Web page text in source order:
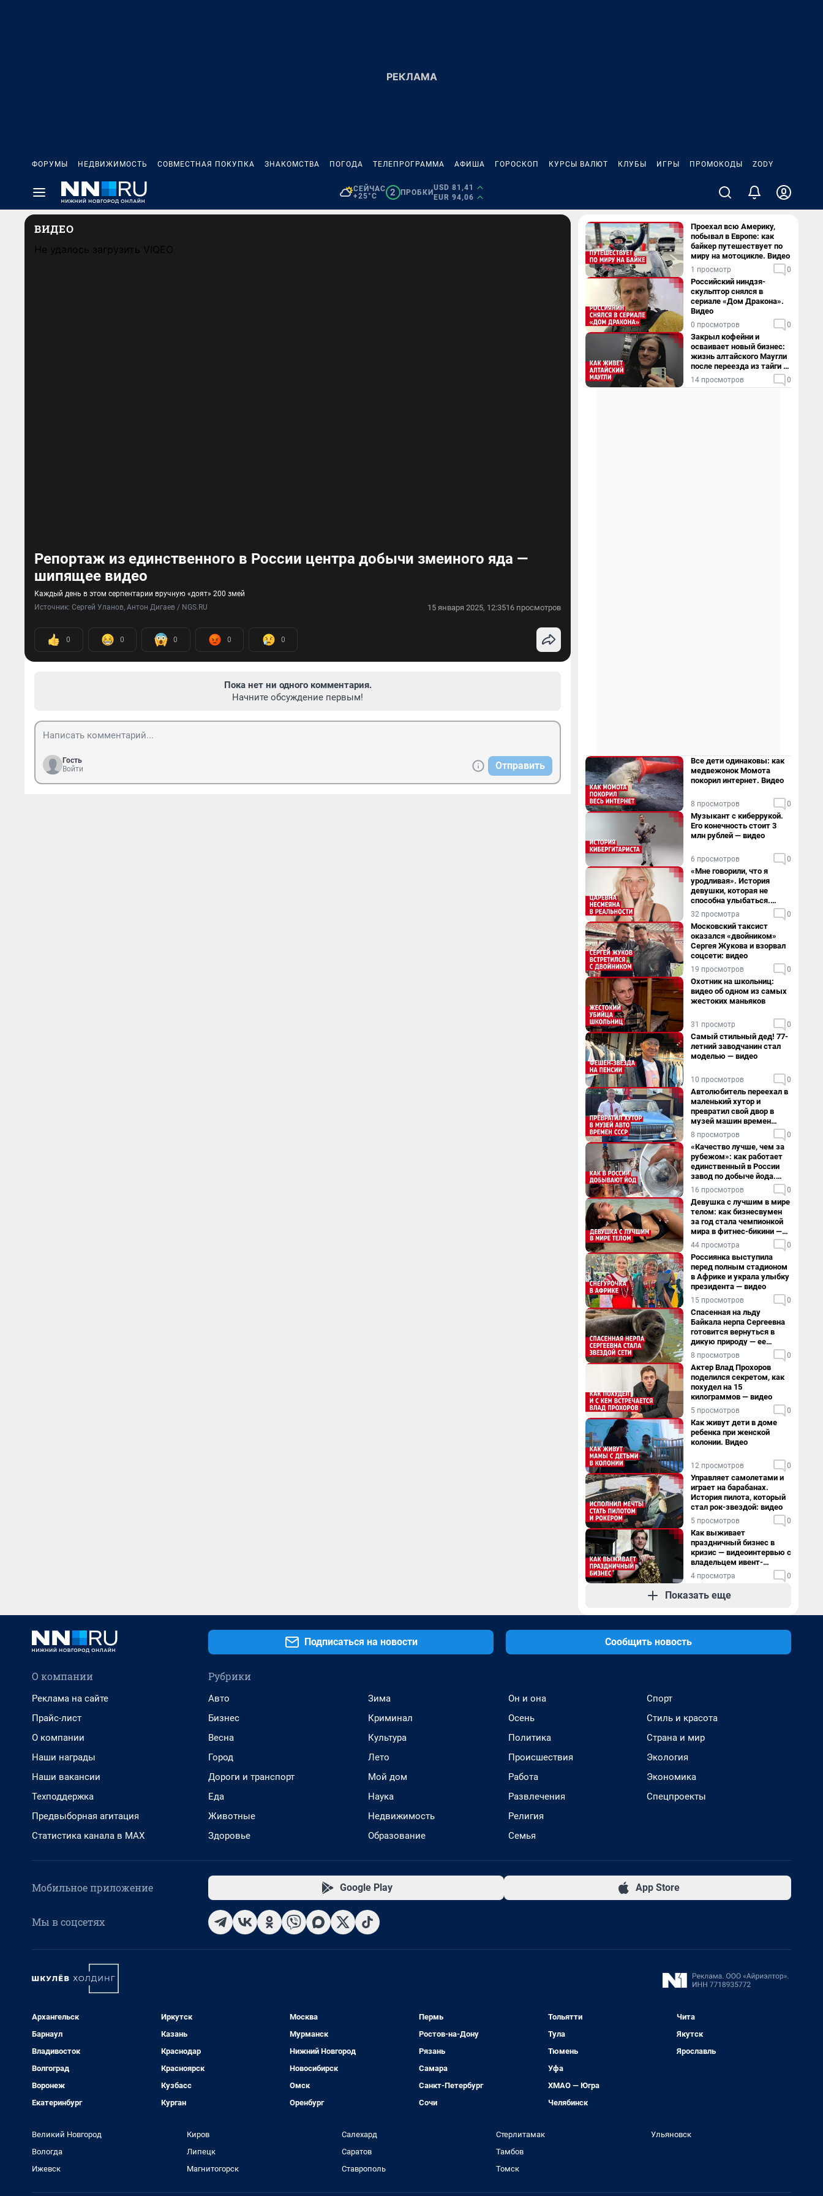
ФОРУМЫ НЕДВИЖИМОСТЬ СОВМЕСТНАЯ ПОКУПКА ЗНАКОМСТВА ПОГОДА ТЕЛЕПРОГРАММА АФИША ГОРОСКОП КУРСЫ ВАЛЮТ КЛУБЫ ИГРЫ ПРОМОКОДЫ ZODY
СЕЙЧАС
+25°C
2 ПРОБКИ
USD 81,41
EUR 94,06
ВИДЕО
Не удалось загрузить VIQEO
Репортаж из единственного в России центра добычи змеиного яда —
шипящее видео
Каждый день в этом серпентарии вручную «доят» 200 змей
Источник: Сергей Уланов, Антон Дигаев / NGS.RU 15 января 2025, 12:3516 просмотров
0 0 0 0 0
Пока нет ни одного комментария.
Начните обсуждение первым!
Гость
Войти
Отправить
Проехал всю Америку,
побывал в Европе: как
байкер путешествует по
миру на мотоцикле. Видео
1 просмотр 0
Российский ниндзя-
скульптор снялся в
сериале «Дом Дракона».
Видео
0 просмотров 0
Закрыл кофейни и
осваивает новый бизнес:
жизнь алтайского Маугли
после переезда из тайги в
столицу
14 просмотров 0
Все дети одинаковы: как
медвежонок Момота
покорил интернет. Видео
8 просмотров 0
Музыкант с киберрукой.
Его конечность стоит 3
млн рублей — видео
6 просмотров 0
«Мне говорили, что я
уродливая». История
девушки, которая не
способна улыбаться.
Видео
32 просмотра 0
Московский таксист
оказался «двойником»
Сергея Жукова и взорвал
соцсети: видео
19 просмотров 0
Охотник на школьниц:
видео об одном из самых
жестоких маньяков
31 просмотр 0
Самый стильный дед! 77-
летний заводчанин стал
моделью — видео
10 просмотров 0
Автолюбитель переехал в
маленький хутор и
превратил свой двор в
музей машин времен
СССР. Видео
8 просмотров 0
«Качество лучше, чем за
рубежом»: как работает
единственный в России
завод по добыче йода.
Видео
16 просмотров 0
Девушка с лучшим в мире
телом: как бизнесвумен
за год стала чемпионкой
мира в фитнес-бикини —
видео
44 просмотра 0
Россиянка выступила
перед полным стадионом
в Африке и украла улыбку
президента — видео
15 просмотров 0
Спасенная на льду
Байкала нерпа Сергеевна
готовится вернуться в
дикую природу — ее
видеоистория
8 просмотров 0
Актер Влад Прохоров
поделился секретом, как
похудел на 15
килограммов — видео
5 просмотров 0
Как живут дети в доме
ребенка при женской
колонии. Видео
12 просмотров 0
Управляет самолетами и
играет на барабанах.
История пилота, который
стал рок-звездой: видео
5 просмотров 0
Как выживает
праздничный бизнес в
кризис — видеоинтервью с
владельцем ивент-
агентства
4 просмотра 0
Показать еще
Подписаться на новости Сообщить новость
О компании
Реклама на сайте
Прайс-лист
О компании
Наши награды
Наши вакансии
Техподдержка
Предвыборная агитация
Статистика канала в MAX
Рубрики
Авто
Бизнес
Весна
Город
Дороги и транспорт
Еда
Животные
Здоровье
Зима
Криминал
Культура
Лето
Мой дом
Наука
Недвижимость
Образование
Он и она
Осень
Политика
Происшествия
Работа
Развлечения
Религия
Семья
Спорт
Стиль и красота
Страна и мир
Экология
Экономика
Спецпроекты
Мобильное приложение Google Play App Store
Мы в соцсетях
Архангельск
Барнаул
Владивосток
Волгоград
Воронеж
Екатеринбург
Иркутск
Казань
Краснодар
Красноярск
Кузбасс
Курган
Москва
Мурманск
Нижний Новгород
Новосибирск
Омск
Оренбург
Пермь
Ростов-на-Дону
Рязань
Самара
Санкт-Петербург
Сочи
Тольятти
Тула
Тюмень
Уфа
ХМАО — Югра
Челябинск
Чита
Якутск
Ярославль
Великий Новгород
Вологда
Ижевск
Киров
Липецк
Магнитогорск
Салехард
Саратов
Ставрополь
Стерлитамак
Тамбов
Томск
Ульяновск